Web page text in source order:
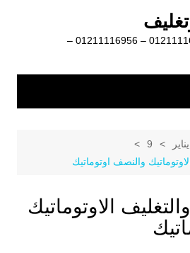
ماكينات تعبئة وتغليف 01211116954 – 01211116956 –
يناير
9
والنصف اوتوماتيك
الاوتوماتيك